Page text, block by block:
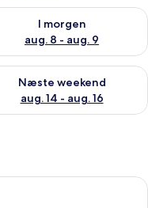
aug. 8
I morgen
aug. 8 - aug. 9
tilgængelighed for i
aug. 7 - aug. 9
Næste weekend
aug. 14 - aug. 16
tilgængelighed for næste
indrettet hotelværelse med